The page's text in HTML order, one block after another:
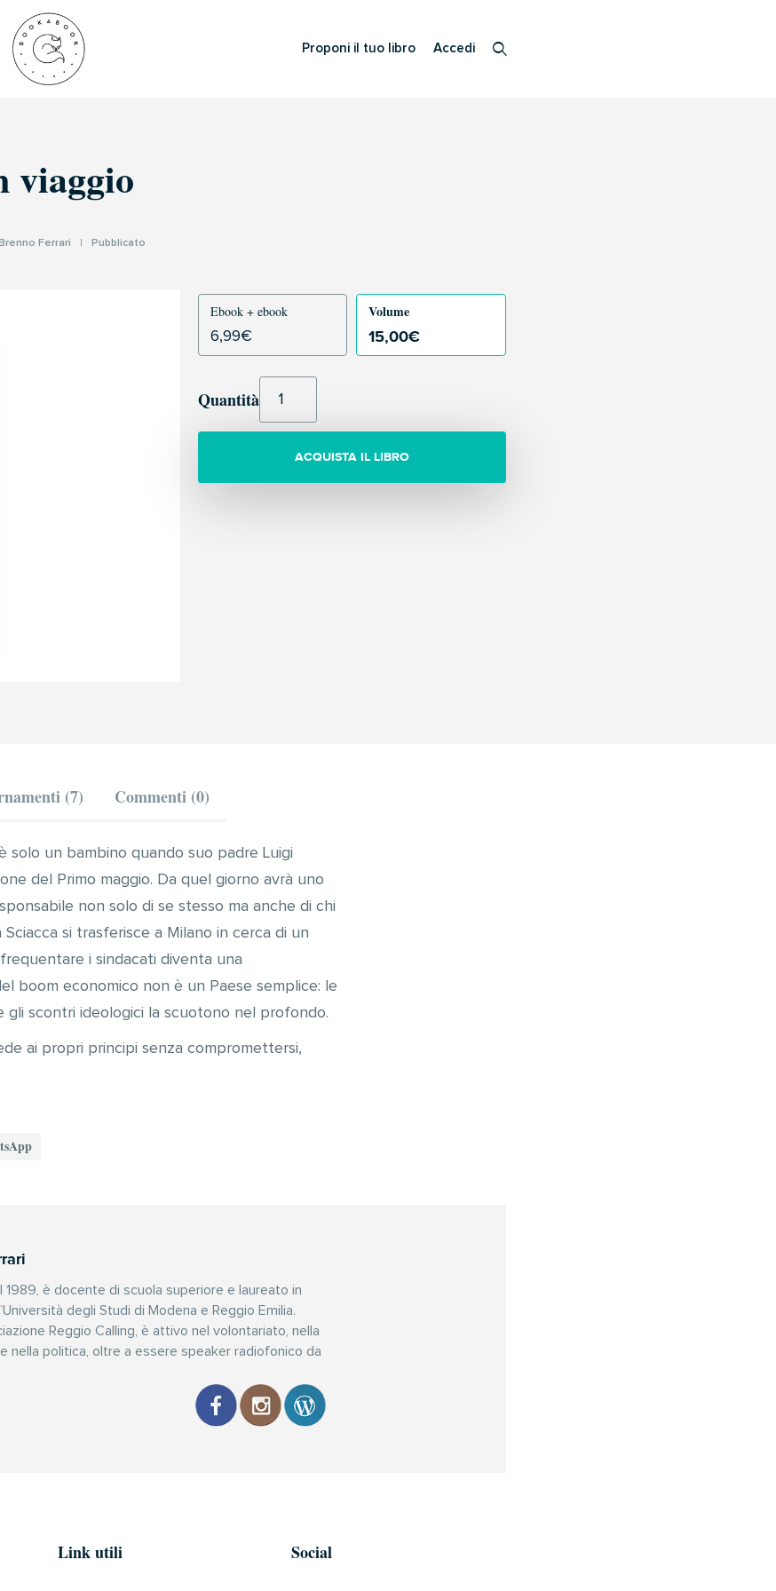
Proponi il tuo libro Accedi
viaggio
Ferrari Pubblicato
Ebook + ebook
6,99€
Volume
15,00€
Quantità
ACQUISTA IL LIBRO
(7) Commenti (0)
solo un bambino quando suo padre Luigi
del Primo maggio. Da quel giorno avrà uno
non solo di se stesso ma anche di chi
si trasferisce a Milano in cerca di un
i sindacati diventa una
boom economico non è un Paese semplice: le
gli scontri ideologici la scuotono nel profondo.
ai propri principi senza compromettersi,
1989, è docente di scuola superiore e laureato in
degli Studi di Modena e Reggio Emilia.
Reggio Calling, è attivo nel volontariato, nella
nella politica, oltre a essere speaker radiofonico da
Link utili Social